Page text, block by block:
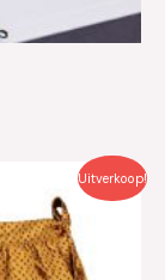
Uitverkoop!